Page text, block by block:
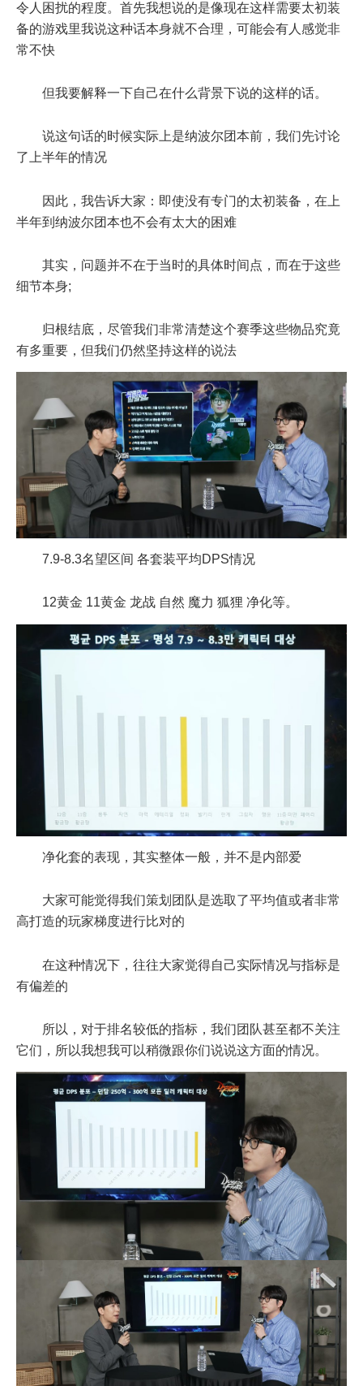
令人困扰的程度。首先我想说的是像现在这样需要太初装
备的游戏里我说这种话本身就不合理，可能会有人感觉非
常不快
但我要解释一下自己在什么背景下说的这样的话。
说这句话的时候实际上是纳波尔团本前，我们先讨论
了上半年的情况
因此，我告诉大家：即使没有专门的太初装备，在上
半年到纳波尔团本也不会有太大的困难
其实，问题并不在于当时的具体时间点，而在于这些
细节本身;
归根结底，尽管我们非常清楚这个赛季这些物品究竟
有多重要，但我们仍然坚持这样的说法
7.9-8.3名望区间 各套装平均DPS情况
12黄金 11黄金 龙战 自然 魔力 狐狸 净化等。
净化套的表现，其实整体一般，并不是内部爱
大家可能觉得我们策划团队是选取了平均值或者非常
高打造的玩家梯度进行比对的
在这种情况下，往往大家觉得自己实际情况与指标是
有偏差的
所以，对于排名较低的指标，我们团队甚至都不关注
它们，所以我想我可以稍微跟你们说说这方面的情况。